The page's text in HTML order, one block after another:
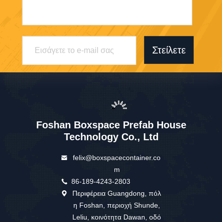
Στείλετε
Foshan Boxspace Prefab House
Technology Co., Ltd
felix@boxspacecontainer.co
m
86-189-4243-2803
Περιφέρεια Guangdong, πόλ
η Foshan, περιοχή Shunde,
Leliu, κοινότητα Dawan, οδό